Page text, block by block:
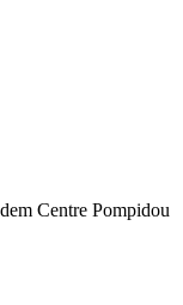
Centre Pompidou